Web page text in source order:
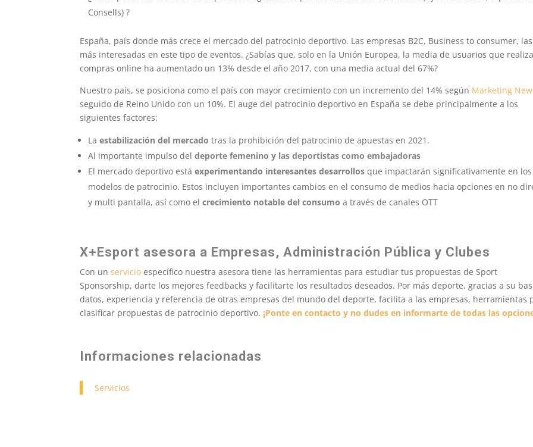
Consells) ?
España, país donde más crece el mercado del patrocinio deportivo. Las empresas B2C, Business to consumer, las
más interesadas en este tipo de eventos. ¿Sabías que, solo en la Unión Europea, la media de usuarios que
compras online ha aumentado un 13% desde el año 2017, con una media actual del 67%?
Nuestro país, se posiciona como el país con mayor crecimiento con un incremento del 14% según Marketing
seguido de Reino Unido con un 10%. El auge del patrocinio deportivo en España se debe principalmente a los
siguientes factores:
Laestabilización del mercado tras la prohibición del patrocinio de apuestas en 2021.
Al importante impulso deldeporte femenino y las deportistas como embajadoras
El mercado deportivo estáexperimentando interesantes desarrollos que impactarán significativamente en los
modelos de patrocinio. Estos incluyen importantes cambios en el consumo de medios hacia opciones en no
y multi pantalla, así como elcrecimiento notable del consumo a través de canales OTT
X+Esport asesora a Empresas, Administración Pública y Clubes
Con unservicio específico nuestra asesora tiene las herramientas para estudiar tus propuestas de Sport
Sponsorship, darte los mejores feedbacks y facilitarte los resultados deseados. Por más deporte, gracias a su
datos, experiencia y referencia de otras empresas del mundo del deporte, facilita a las empresas, herramientas
clasificar propuestas de patrocinio deportivo. ¡Ponte en contacto y no dudes en informarte de todas las
Informaciones relacionadas
Servicios